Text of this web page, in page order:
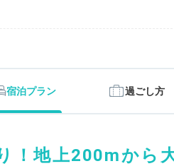
宿泊プラン 過ごし方
！地上200mから